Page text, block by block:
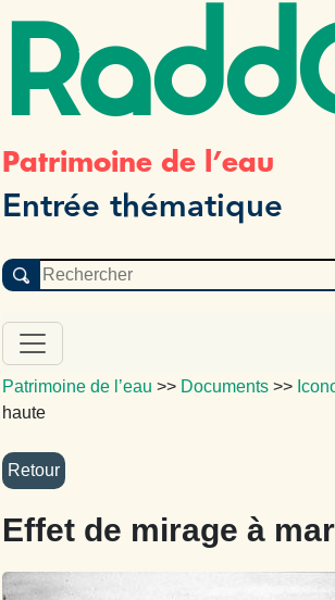
Patrimoine de l’eau
Entrée thématique
Patrimoine de l’eau >> Documents >>
haute
Effet de mirage à